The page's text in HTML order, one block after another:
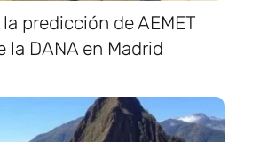
predicción de AEMET
la DANA en Madrid